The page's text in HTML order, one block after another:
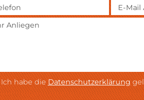
Ich habe dieDatenschutzerklärung